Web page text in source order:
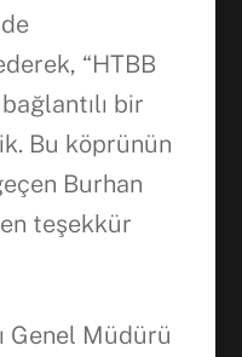
“HTBB
bir
Bu köprünün
Burhan
teşekkür
Genel Müdürü